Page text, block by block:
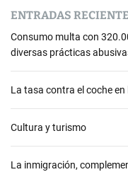
ENTRADAS
Consumo multa con
diversas prácticas
La tasa contra el coche
Cultura y turismo
La inmigración,